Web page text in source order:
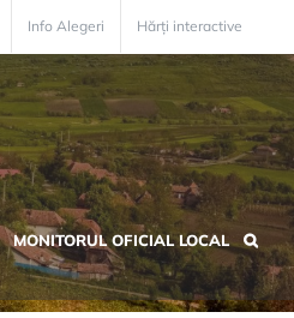
Info Alegeri Hărți interactive
MONITORUL OFICIAL LOCAL